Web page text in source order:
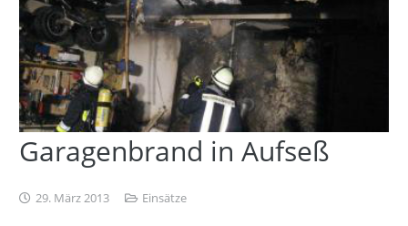
Garagenbrand in Aufseß
29. März 2013 Einsätze